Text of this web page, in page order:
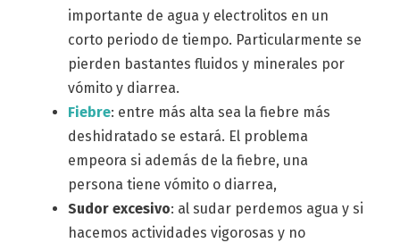
importante de agua y electrolitos en un
corto periodo de tiempo. Particularmente se
pierden bastantes fluidos y minerales por
vómito y diarrea.
Fiebre: entre más alta sea la fiebre más
deshidratado se estará. El problema
empeora si además de la fiebre, una
persona tiene vómito o diarrea,
Sudor excesivo: al sudar perdemos agua y si
hacemos actividades vigorosas y no